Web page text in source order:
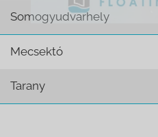
Somogyudvarhely
Mecsektó
Tarany